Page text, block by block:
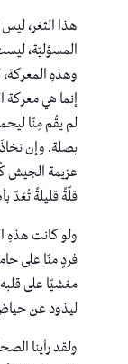
هذا الثغر،
المسؤليّة،
وهذهِ
إنما هي معركة
لم يقُم مِنّا
بصلة. وإن
عزيمة الجيش
قلّةً قليلةً تُعَدّ
ولو كانت هذهِ
فردٍ منّا على
مغشيّا على
ليذود عن
ولقد رأينا